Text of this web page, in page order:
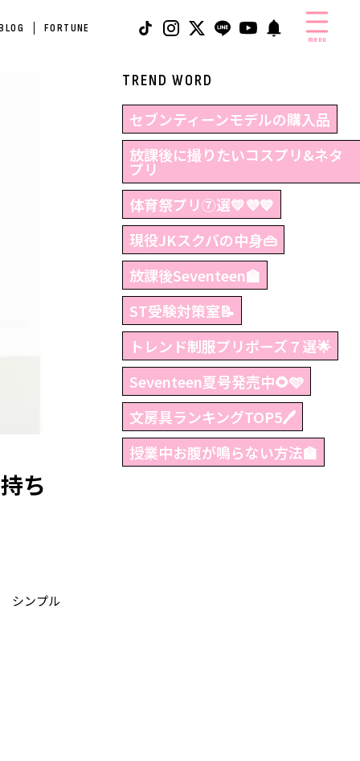
FORTUNE
menu
ち
シンプル
TREND WORD
セブンティーンモデルの購入品
放課後に撮りたいコスプリ&ネタ
プリ
体育祭プリ⑦選💛💜💙
現役JKスクバの中身👜
放課後Seventeen🏫
ST受験対策室📝
トレンド制服プリポーズ７選🌟
Seventeen夏号発売中🌻🩵
文房具ランキングTOP5🖊
授業中お腹が鳴らない方法🏫